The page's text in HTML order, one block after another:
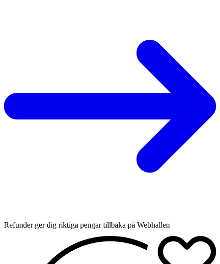
Refunder ger dig riktiga pengar tillbaka på Webhallen